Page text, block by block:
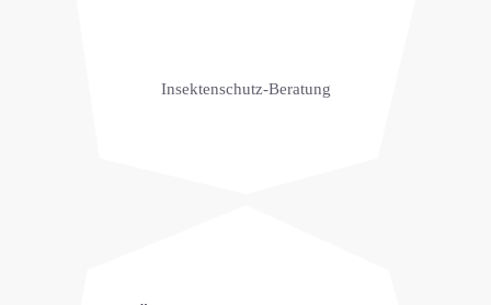
Insektenschutz-Beratung